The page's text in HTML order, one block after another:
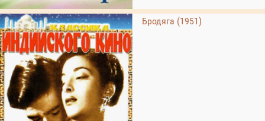
Бродяга (1951)